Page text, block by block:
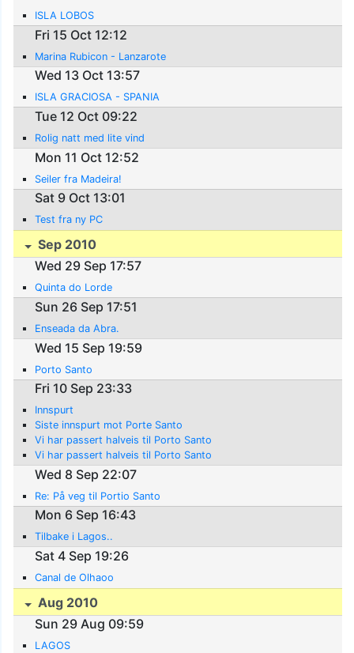
ISLA LOBOS
Fri 15 Oct 12:12
Marina Rubicon - Lanzarote
Wed 13 Oct 13:57
ISLA GRACIOSA - SPANIA
Tue 12 Oct 09:22
Rolig natt med lite vind
Mon 11 Oct 12:52
Seiler fra Madeira!
Sat 9 Oct 13:01
Test fra ny PC
Sep 2010
Wed 29 Sep 17:57
Quinta do Lorde
Sun 26 Sep 17:51
Enseada da Abra.
Wed 15 Sep 19:59
Porto Santo
Fri 10 Sep 23:33
Innspurt
Siste innspurt mot Porte Santo
Vi har passert halveis til Porto Santo
Vi har passert halveis til Porto Santo
Wed 8 Sep 22:07
Re: På veg til Portio Santo
Mon 6 Sep 16:43
Tilbake i Lagos..
Sat 4 Sep 19:26
Canal de Olhaoo
Aug 2010
Sun 29 Aug 09:59
LAGOS